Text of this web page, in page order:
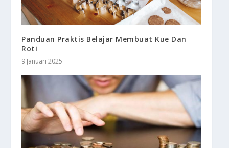
Panduan Praktis Belajar Membuat Kue Dan
Roti
9 Januari 2025